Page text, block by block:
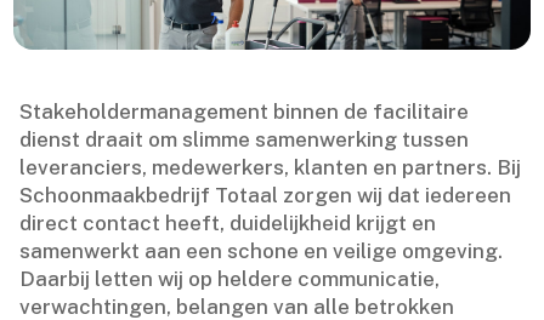
Stakeholdermanagement binnen de facilitaire
dienst draait om slimme samenwerking tussen
leveranciers, medewerkers, klanten en partners.​ Bij
Schoonmaakbedrijf Totaal zorgen wij dat iedereen
direct contact heeft, duidelijkheid krijgt en
samenwerkt aan een schone en veilige omgeving.​
Daarbij letten wij op heldere communicatie,
verwachtingen, belangen van alle betrokken